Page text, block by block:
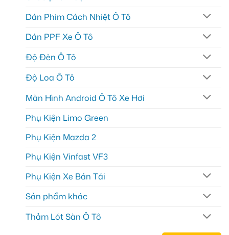
Dán Phim Cách Nhiệt Ô Tô
Dán PPF Xe Ô Tô
Độ Đèn Ô Tô
Độ Loa Ô Tô
Màn Hình Android Ô Tô Xe Hơi
Phụ Kiện Limo Green
Phụ Kiện Mazda 2
Phụ Kiện Vinfast VF3
Phụ Kiện Xe Bán Tải
Sản phẩm khác
Thảm Lót Sàn Ô Tô